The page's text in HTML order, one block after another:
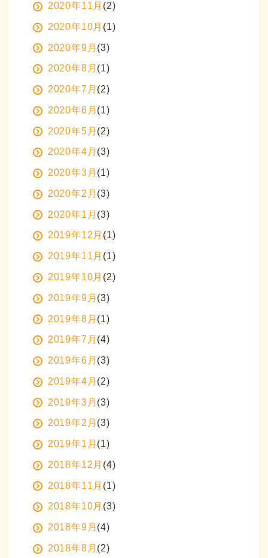
2020年11月 (2)
2020年10月 (1)
2020年9月 (3)
2020年8月 (1)
2020年7月 (2)
2020年6月 (1)
2020年5月 (2)
2020年4月 (3)
2020年3月 (1)
2020年2月 (3)
2020年1月 (3)
2019年12月 (1)
2019年11月 (1)
2019年10月 (2)
2019年9月 (3)
2019年8月 (1)
2019年7月 (4)
2019年6月 (3)
2019年4月 (2)
2019年3月 (3)
2019年2月 (3)
2019年1月 (1)
2018年12月 (4)
2018年11月 (1)
2018年10月 (3)
2018年9月 (4)
2018年8月 (2)